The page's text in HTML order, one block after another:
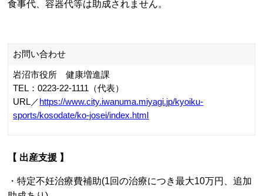
TEL：0223-22-1111（代表）
登米市
住まいの情報
登米市では、妊婦健康診査費用の助成をしております。
を受診しましょう。